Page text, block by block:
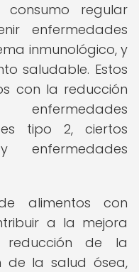
regular
enfermedades
inmunológico, y
saludable. Estos
con la reducción
tipo 2, ciertos
alimentos con
a la mejora
de la
de la salud ósea,